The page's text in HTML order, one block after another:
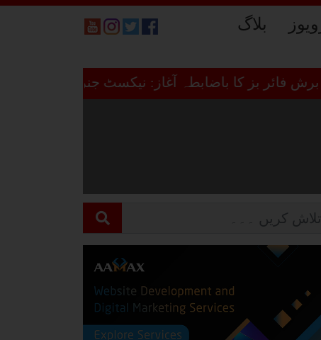
بلاگ
بز کا باضابطہ آغاز: نیکسٹ جنریشن بزنس